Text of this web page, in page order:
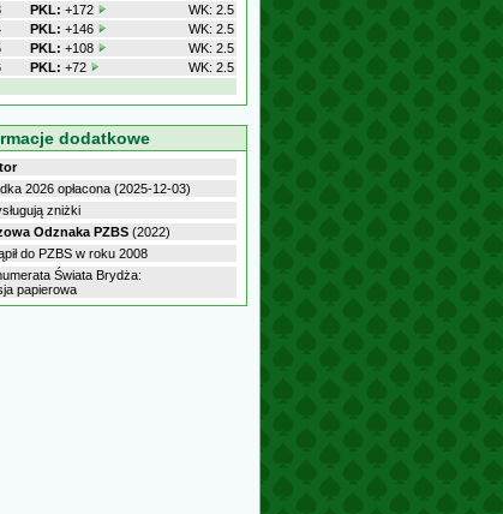
PKL: +172
WK: 2.5
PKL: +146
WK: 2.5
PKL: +108
WK: 2.5
PKL: +72 WK: 2.5
dodatkowe
2026 opłacona (2025-12-03)
zniżki
Odznaka PZBS (2022)
do PZBS w roku 2008
Świata Brydża:
papierowa